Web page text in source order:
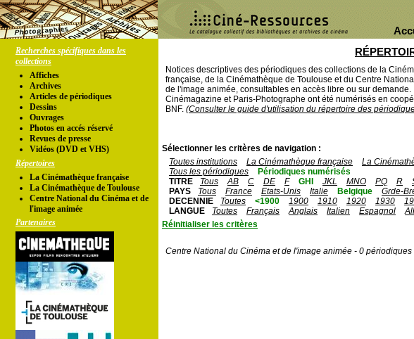
Recherches spécifiques dans les
collections
Affiches
Archives
Articles de périodiques
Dessins
Ouvrages
Photos en accés réservé
Revues de presse
Vidéos (DVD et VHS)
Répertoires
La Cinémathèque française
La Cinémathèque de Toulouse
Centre National du Cinéma et de
l'image animée
Partenaires
Notices descriptives des périodiques des collections de la
française, de la Cinémathèque de Toulouse et du Centre
de l'image animée, consultables en accès libre ou sur demande.
Cinémagazine et Paris-Photographe ont été numérisés en
BNF. (Consulter le guide d'utilisation du répertoire des
Sélectionner les critères de navigation :
Toutes institutions
La Cinémathèque française La
Tous les périodiques
Périodiques numérisés
TITRE
Tous AB C DE F GHI JKL MNO PQ R
PAYS
Tous France Etats-Unis Italie Belgique Grde-
DECENNIE
Toutes <1900 1900 1910 1920 1930
LANGUE
Toutes Français Anglais Italien Espagnol
Réinitialiser les critères
Centre National du Cinéma et de l'image animée - 0 périodiques